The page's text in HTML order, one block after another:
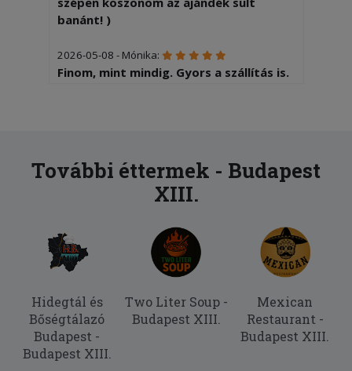
banánt! )
2026-05-08 - Mónika:
Finom, mint mindig. Gyors a szállítás is.
2025-10-20 - Ilonka:
Finom volt minden, mint mindig.
Köszönöm szépen.
2025-10-07 - Noémi:
Olyan sós volt a tèszta nem lehet még
enni !
2025-06-24 - Zoltán:
nagyon csíííííp
2025-06-07 - Ilonka:
További éttermek - Budapest
XIII.
Hidegtál és
Bőségtálazó
Budapest -
Budapest XIII.
Two Liter Soup -
Budapest XIII.
Mexican
Restaurant -
Budapest XIII.